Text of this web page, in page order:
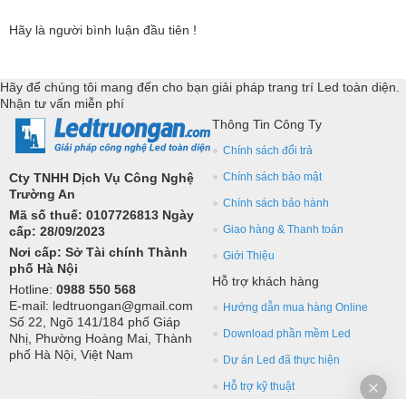
Hãy là người bình luận đầu tiên !
Hãy để chúng tôi mang đến cho bạn giải pháp trang trí Led toàn diện.
Nhận tư vấn miễn phí
Cty TNHH Dịch Vụ Công Nghệ
Trường An
Mã số thuế: 0107726813 Ngày
cấp: 28/09/2023
Nơi cấp: Sở Tài chính Thành
phố Hà Nội
Hotline: 0988 550 568
E-mail: ledtruongan@gmail.com
Số 22, Ngõ 141/184 phố Giáp
Nhị, Phường Hoàng Mai, Thành
phố Hà Nội, Việt Nam
Thông Tin Công Ty
Chính sách đổi trả
Chính sách bảo mật
Chính sách bảo hành
Giao hàng & Thanh toán
Giới Thiệu
Hỗ trợ khách hàng
Hướng dẫn mua hàng Online
Download phần mềm Led
Dự án Led đã thực hiện
Hỗ trợ kỹ thuật